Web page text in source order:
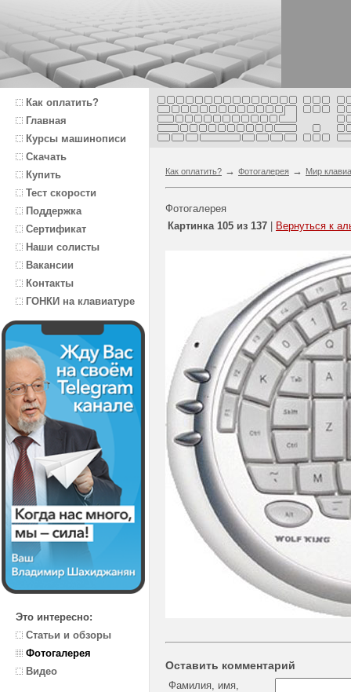
Как оплатить?
Главная
Курсы машинописи
Скачать
Купить
Тест скорости
Поддержка
Сертификат
Наши солисты
Вакансии
Контакты
ГОНКИ на клавиатуре
Это интересно:
Статьи и обзоры
Фотогалерея
Видео
Как оплатить? → Фотогалерея → Мир
Фотогалерея
Картинка 105 из 137 | Вернуться к
Оставить комментарий
Фамилия, имя,